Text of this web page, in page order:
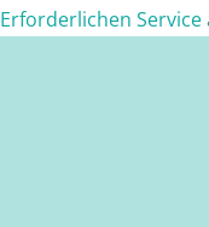
Erforderlichen